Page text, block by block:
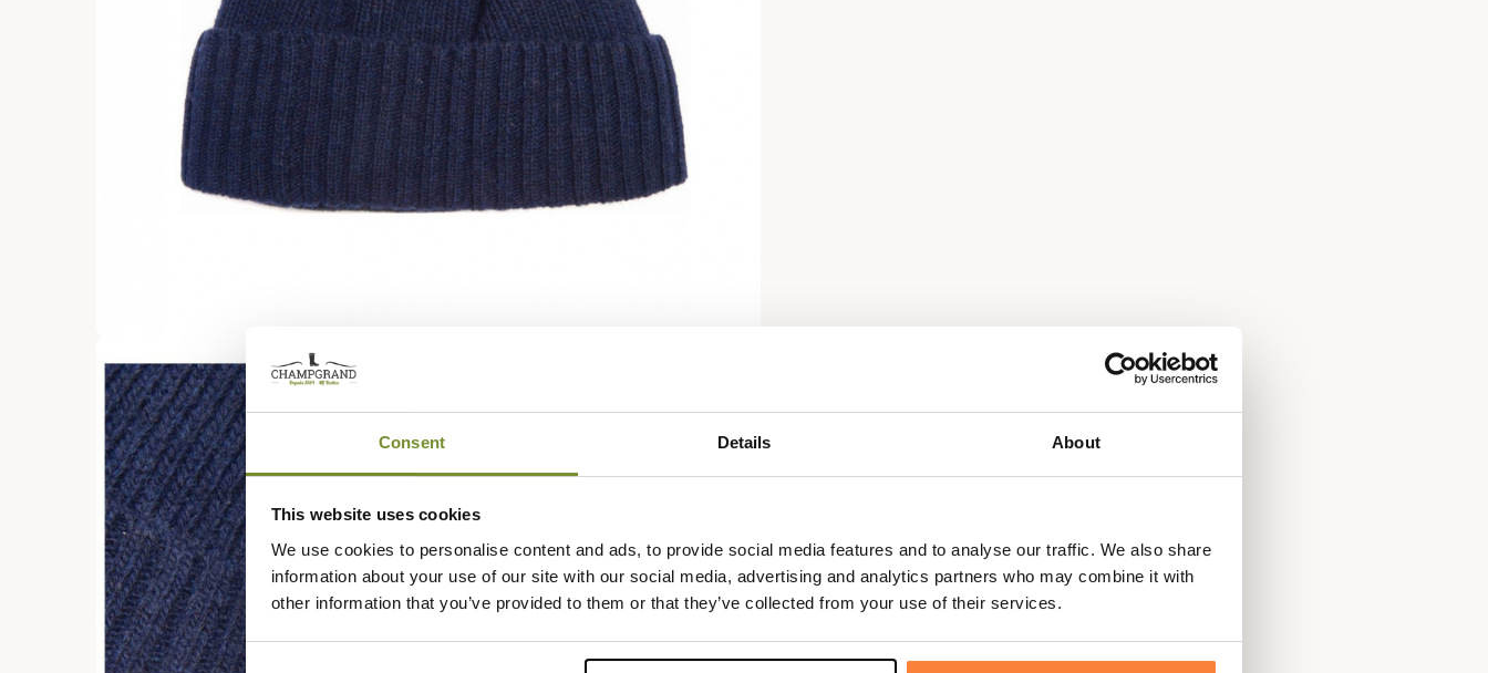
Consent Details About
This website uses cookies
We use cookies to personalise content and ads, to provide social media features and to analyse our traffic. We also share
information about your use of our site with our social media, advertising and analytics partners who may combine it with
other information that you’ve provided to them or that they’ve collected from your use of their services.